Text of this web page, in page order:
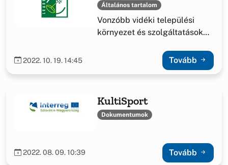
Általános tartalom
Vonzóbb vidéki települési
környezet és szolgáltatások
2022. 10. 19. 14:45 Tovább
KultiSport
Dokumentumok
2022. 08. 09. 10:39 Tovább